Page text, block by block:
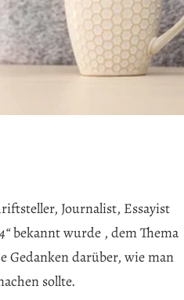
Journalist, Essayist
bekannt wurde , dem Thema
Gedanken darüber, wie man
sollte.